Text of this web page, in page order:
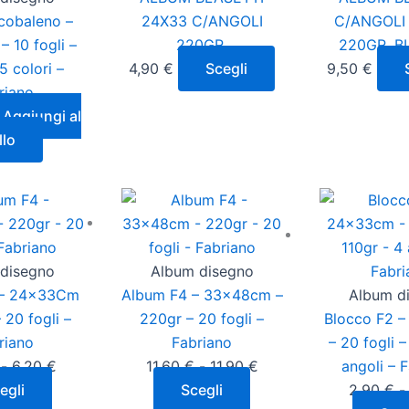
–
10 fogli –
colori –
Aggiungi al
24X33 C/ANGOLI
220GR.
4,90€ Scegli
opzioni
possono
essere
C/
220GR.
9,50€
24x33Cm
20 fogli –
- 6,20€
di
prezzo:
5,95 €
a
prodotto
ha
più
varianti.
Le
possono
Album disegno
Album F4 – 33x48cm –
220gr – 20 fogli –
Fabriano
11,60€ - 11,90€
di
11,60 €
a
Scegli
prodotto
ha
più
varianti.
Le
possono
Album
Blocco F2
– 20 fogli –
angoli –
2,90€ -